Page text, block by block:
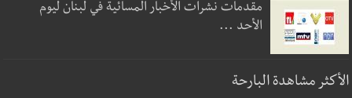
مقدمات نشرات الأخبار المسائية في لبنان ليوم
الأحد ...
الأكثر مشاهدة البارحة